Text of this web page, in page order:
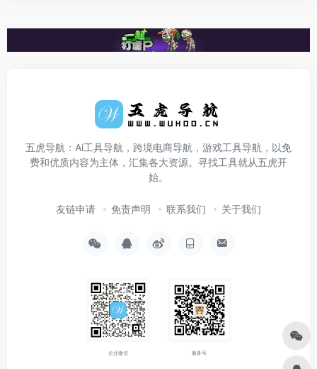
五虎导航：Ai工具导航，跨境电商导航，游戏工具导航，以免
费和优质内容为主体，汇集各大资源。寻找工具就从五虎开
始。
友链申请 免责声明 联系我们 关于我们
企业微信 服务号